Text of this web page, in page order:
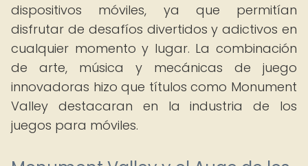
dispositivos móviles, ya que permitían
disfrutar de desafíos divertidos y adictivos en
cualquier momento y lugar. La combinación
de arte, música y mecánicas de juego
innovadoras hizo que títulos como Monument
Valley destacaran en la industria de los
juegos para móviles.